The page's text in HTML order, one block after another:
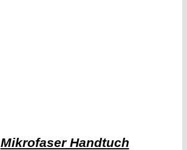
Mikrofaser Handtuch